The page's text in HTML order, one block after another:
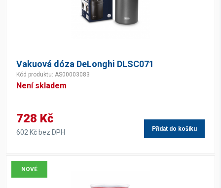
Vakuová dóza DeLonghi DLSC071
Kód produktu: AS00003083
Není skladem
728 Kč
602 Kč bez DPH Přidat do košíku
NOVÉ